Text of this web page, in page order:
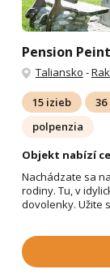
Pension
Taliansko -
15 izieb 36
polpenzia
Objekt nabízí
Nachádzate sa
rodiny. Tu, v
dovolenky. Užite